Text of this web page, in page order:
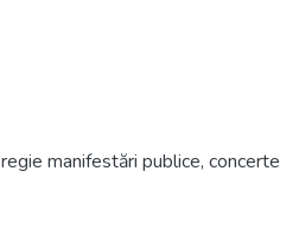
regie manifestări publice, concerte